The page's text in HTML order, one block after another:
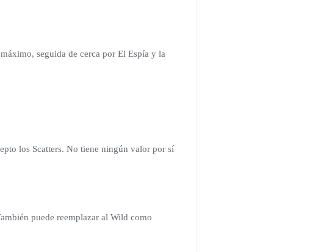
seguida de cerca por El Espía y la
los Scatters. No tiene ningún valor por sí
puede reemplazar al Wild como